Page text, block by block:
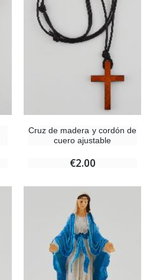
Cruz de madera y cordón de
cuero ajustable
€2.00